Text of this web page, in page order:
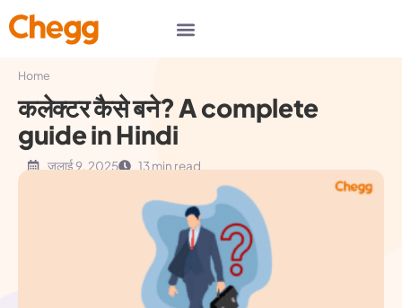
Home
कलेक्टर कैसे बने? A complete
guide in Hindi
जुलाई 9, 2025 13 min read